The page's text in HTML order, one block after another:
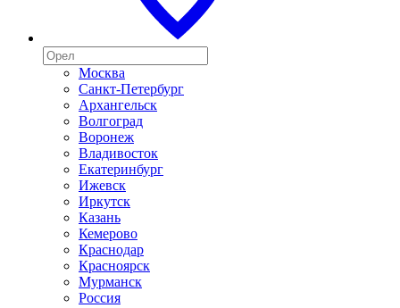
Москва
Санкт-Петербург
Архангельск
Волгоград
Воронеж
Владивосток
Екатеринбург
Ижевск
Иркутск
Казань
Кемерово
Краснодар
Красноярск
Мурманск
Россия